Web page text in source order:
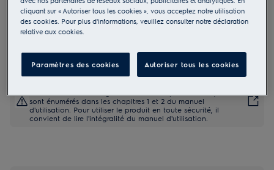
800 Four à air pulsé avec micro-
ondes
sont énumérés dans les chapitres 1 et 2 du manuel
d'utilisation. Pour utiliser le produit en toute sécurité, il
convient de lire l'intégralité du manuel d'utilisation.
cliquant sur « Autoriser tous les cookies », vous acceptez notre utilisation
des cookies. Pour plus d'informations, veuillez consulter notre déclaration
relative aux cookies.
Paramètres des cookies Autoriser tous les cookies